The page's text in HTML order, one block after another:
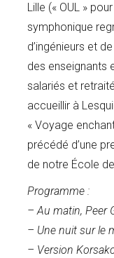
Lille (« OUL »
symphonique
d’ingénieurs et
des enseignants
salariés et
accueillir à
« Voyage
précédé d’une
de notre École
Programme :
– Au matin, Peer
– Une nuit sur le
– Version